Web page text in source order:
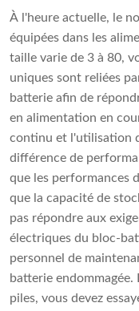
À l'heure actuelle, le
équipées dans les
taille varie de 3 à 80,
uniques sont reliées
batterie afin de
en alimentation en
continu et l'utilisation
différence de
que les performances
que la capacité de
pas répondre aux
électriques du bloc-
personnel de
batterie
piles, vous devez